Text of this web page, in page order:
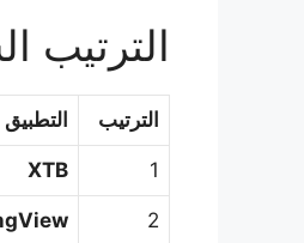
الترتيب
الترتيب التطبيق
1
XTB
2